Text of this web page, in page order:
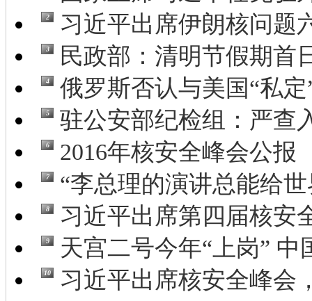
2 习近平出席伊朗核问题
3 民政部：清明节假期首
4 俄罗斯否认与美国“私
5 驻公安部纪检组：严查
6 2016年核安全峰会公报
7 “李总理的演讲总能给
8 习近平出席第四届核安
9 天宫二号今年“上岗” 中
10 习近平出席核安全峰会